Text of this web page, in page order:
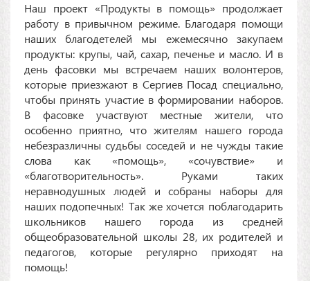
Наш проект «Продукты в помощь» продолжает
работу в привычном режиме. Благодаря помощи
наших благодетелей мы ежемесячно закупаем
продукты: крупы, чай, сахар, печенье и масло. И в
день фасовки мы встречаем наших волонтеров,
которые приезжают в Сергиев Посад специально,
чтобы принять участие в формировании наборов.
В фасовке участвуют местные жители, что
особенно приятно, что жителям нашего города
небезразличны судьбы соседей и не чужды такие
слова как «помощь», «сочувствие» и
«благотворительность». Руками таких
неравнодушных людей и собраны наборы для
наших подопечных! Так же хочется поблагодарить
школьников нашего города из средней
общеобразовательной школы 28, их родителей и
педагогов, которые регулярно приходят на
помощь!